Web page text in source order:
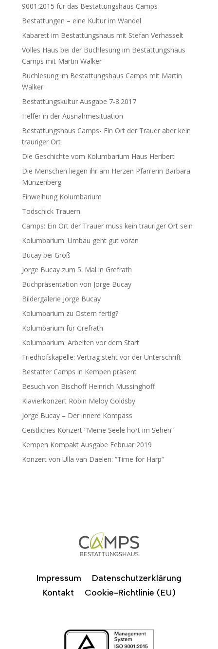
9001:2015 für das Bestattungshaus Camps
Bestattungen – eine Kultur im Wandel
Kabarett im Bestattungshaus mit Stefan Verhasselt
Volles Haus bei der Buchlesung im Bestattungshaus
Camps mit Martin Walker
Buchlesung im Bestattungshaus Camps mit Martin
Walker
Bestattungskultur Ausgabe 7-8.2017
Helfer in der Ausnahmesituation
Bestattungshaus Camps- Ein Ort der Trauer aber kein
trauriger Ort
Die Geschichte vom Kolumbarium Haus Heribert
Die Menschen liegen ihr am Herzen Pfarrerin Barbara
Münzenberg
Einweihung Kolumbarium
Todschick Trauern
Camps: Ein Ort der Trauer muss kein trauriger Ort sein
Kolumbarium: Umbau geht gut voran
Bucay bei Groß
Jorge Bucay zum 5. Mal in Grefrath
Buchpräsentation von Jorge Bucay
Bildergalerie Jorge Bucay
Kolumbarium zu Ostern fertig?
Kolumbarium für Grefrath
Kolumbarium: Arbeiten vor dem Start
Friedhofskapelle: Vertrag steht vor der Unterschrift
Bestatter Camps in Kempen präsent
Besuch von Bischoff Heinrich Mussinghoff
Klavierkonzert Robin Meloy Goldsby
Jorge Bucay – Der innere Kompass
Geistliches Konzert “Meine Seele hört im Sehen“
Kempen Kompakt Ausgabe Februar 2019
Konzert von Ulla van Daelen: “Time for Harp“
Impressum
Datenschutzerklärung
Kontakt
Cookie-Richtlinie (EU)